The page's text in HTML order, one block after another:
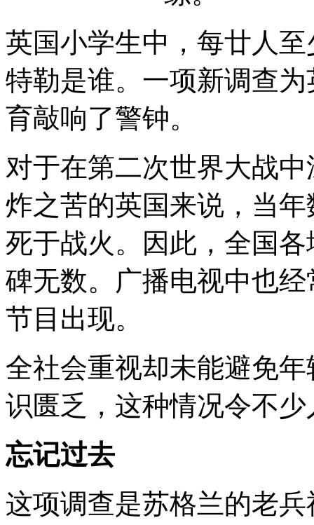
英国小学生中，每廿人
特勒是谁。一项新调查
育敲响了警钟。
对于在第二次世界大战
炸之苦的英国来说，当
死于战火。因此，全国
碑无数。广播电视中也
节目出现。
全社会重视却未能避免
识匮乏，这种情况令不
忘记过去
这项调查是苏格兰的老